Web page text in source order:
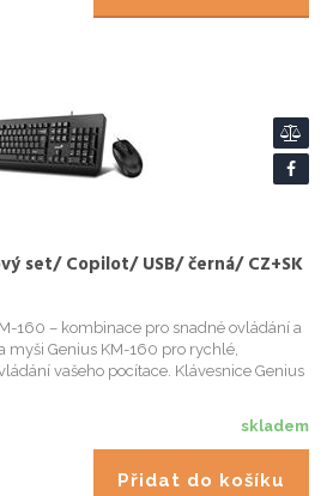
set/ Copilot/ USB/ černá/ CZ+SK
160 – kombinace pro snadné ovládání a
myši Genius KM-160 pro rychlé,
vašeho pocítace. Klávesnice Genius
skladem
Přidat do košíku